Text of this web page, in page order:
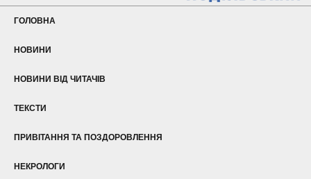
ГОЛОВНА
НОВИНИ
НОВИНИ ВІД ЧИТАЧІВ
ТЕКСТИ
ПРИВІТАННЯ ТА ПОЗДОРОВЛЕННЯ
НЕКРОЛОГИ